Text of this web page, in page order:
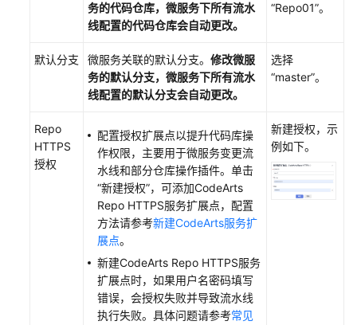
码
常
见
问
务的代码仓库，微服务下所有流水
线配置的代码仓库会自动更改。
“Repo01”。
默认分支 微服务关联的默认分支。 修改微服
务的默认分支，微服务下所有流水
线配置的默认分支会自动更改。
选择
“master”。
Repo
HTTPS
授权
配置授权扩展点以提升代码库操
作权限，主要用于微服务变更流
水线和部分仓库操作插件。单击
“新建授权”，可添加CodeArts
Repo HTTPS服务扩展点，配置
方法请参考新建CodeArts服务扩
展点。
新建CodeArts Repo HTTPS服务
扩展点时，如果用户名密码填写
错误，会授权失败并导致流水线
执行失败。具体问题请参考常见
新建授权，示
例如下。